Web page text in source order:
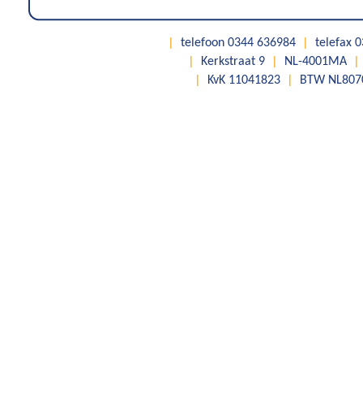
telefoon 0344 636984
telefax
Kerkstraat 9 NL-4001MA
KvK 11041823 BTW